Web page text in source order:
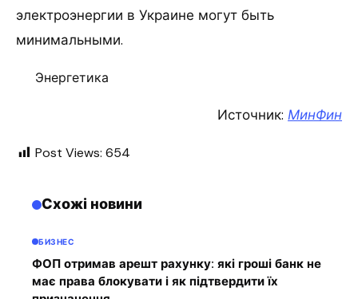
электроэнергии в Украине могут быть
минимальными.
Энергетика
Источник: МинФин
Post Views: 654
Схожі новини
БИЗНЕС
ФОП отримав арешт рахунку: які гроші банк не
має права блокувати і як підтвердити їх